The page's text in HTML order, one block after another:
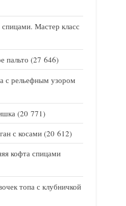
спицами. Мастер класс
пальто (27 646)
с рельефным узором
(20 771)
с косами (20 612)
кофта спицами
топа с клубничкой